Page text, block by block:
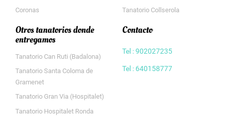
Coronas
Tanatorio Collserola
Otros tanatorios donde
entregamos
Tanatorio Can Ruti (Badalona)
Tanatorio Santa Coloma de
Gramenet
Tanatorio Gran Via (Hospitalet)
Tanatorio Hospitalet Ronda
Contacto
Tel : 902027235
Tel : 640158777